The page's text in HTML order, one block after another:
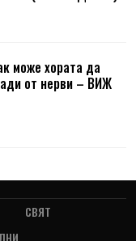
може хората да
от нерви – ВИЖ
СВЯТ